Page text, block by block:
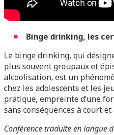
Binge drinking, les
Le binge drinking, qui
plus souvent groupaux et
alcoolisation, est un
chez les adolescents et les
pratique, empreinte d’une
sans conséquences à court
Conférence traduite en langue